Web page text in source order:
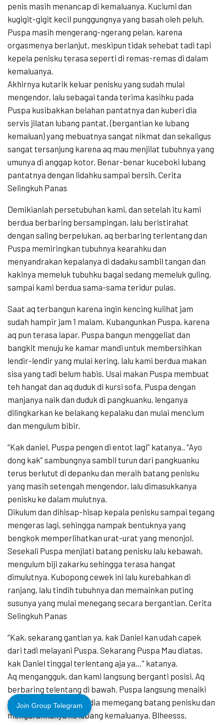
penis masih menancap di kemaluanya. Kuciumi dan
kugigit-gigit kecil punggungnya yang basah oleh peluh.
Puspa masih mengerang-ngerang pelan, karena
orgasmenya berlanjut, meskipun tidak sehebat tadi tapi
kepela penisku terasa seperti di remas-remas di dalam
kemaluanya.
Akhirnya kutarik keluar penisku yang sudah mulai
mengendor, lalu sebagai tanda terima kasihku pada
Puspa kusibakkan belahan pantatnya dan kuberi dia
servis jilatan lubang pantat, (bergantian ke lubang
kemaluan) yang mebuatnya sangat nikmat dan sekaligus
sangat tersanjung karena aq mau menjilat tubuhnya yang
umunya di anggap kotor. Benar-benar kuceboki lubang
pantatnya dengan lidahku sampai bersih. Cerita
Selingkuh Panas
Demikianlah persetubuhan kami, dan setelah itu kami
berdua berbaring bersampingan, lalu beristirahat
dengan saling berpelukan, aq berbaring terlentang dan
Puspa memiringkan tubuhnya kearahku dan
menyandrakan kepalanya di dadaku sambil tangan dan
kakinya memeluk tubuhku bagai sedang memeluk guling,
sampai kami berdua sama-sama teridur pulas.
Saat aq terbangun karena ingin kencing kulihat jam
sudah hampir jam 1 malam. Kubangunkan Puspa, karena
aq pun terasa lapar. Puspa bangun menggeliat dan
bangkit menuju ke kamar mandi untuk membersihkan
lendir-lendir yang mulai kering, lalu kami berdua makan
sisa yang tadi belum habis. Usai makan Puspa membuat
teh hangat dan aq duduk di kursi sofa. Puspa dengan
manjanya naik dan duduk di pangkuanku, lenganya
dilingkarkan ke belakang kepalaku dan mulai mencium
dan mengulum bibir.
“Kak daniel, Puspa pengen di entot lagi” katanya.. “Ayo
dong kak” sambungnya sambil turun dari pangkuanku
terus berlutut di depanku dan meraih batang penisku
yang masih setengah mengendor, lalu dimasukkanya
penisku ke dalam mulutnya.
Dikulum dan dihisap-hisap kepala penisku sampai tegang
mengeras lagi, sehingga nampak bentuknya yang
bengkok memperlihatkan urat-urat yang menonjol.
Sesekali Puspa menjlati batang penisku lalu kebawah,
mengulum biji zakarku sehingga terasa hangat
dimulutnya. Kubopong cewek ini lalu kurebahkan di
ranjang, lalu tindih tubuhnya dan memainkan puting
susunya yang mulai menegang secara bergantian. Cerita
Selingkuh Panas
“Kak, sekarang gantian ya, kak Daniel kan udah capek
dari tadi melayani Puspa. Sekarang Puspa Mau diatas,
kak Daniel tinggal terlentang aja ya…” katanya.
Aq mengangguk, dan kami langsung berganti posisi. Aq
berbaring telentang di bawah. Puspa langsung menaiki
tubuhku dan tanganya dia memegang batang penisku dan
mengarahkanya ke lubang kemaluanya. Blheesss,
Join Group Telegram